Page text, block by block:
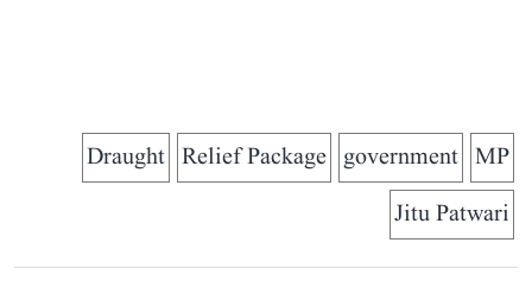
MP
government
Relief Package
Draught
Jitu Patwari